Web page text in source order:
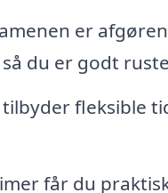
er
du er godt
fleksible
får du